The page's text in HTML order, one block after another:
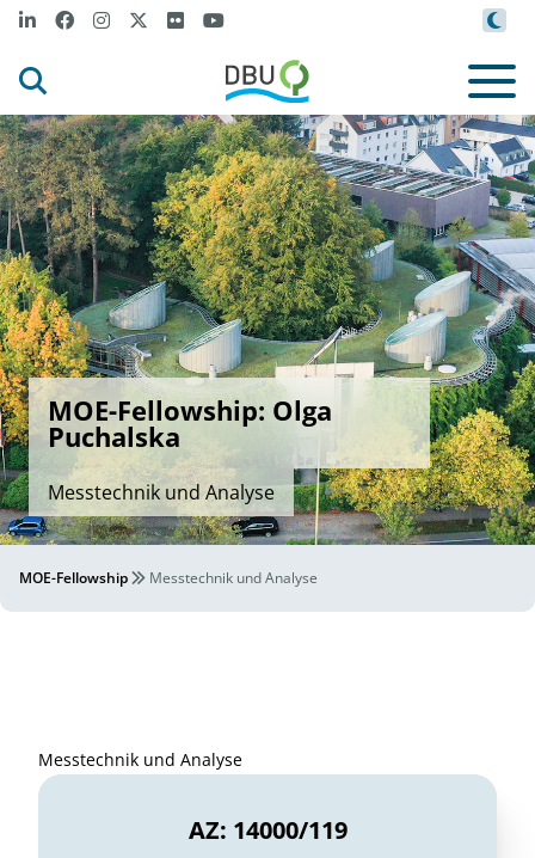
MOE-Fellowship: Olga
Puchalska
Messtechnik und Analyse
MOE-Fellowship Messtechnik und Analyse
Messtechnik und Analyse
AZ: 14000/119